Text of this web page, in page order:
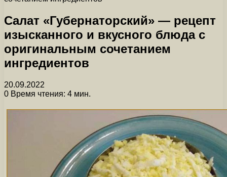
Салат «Губернаторский» — рецепт
изысканного и вкусного блюда с
оригинальным сочетанием
ингредиентов
20.09.2022
0 Время чтения: 4 мин.